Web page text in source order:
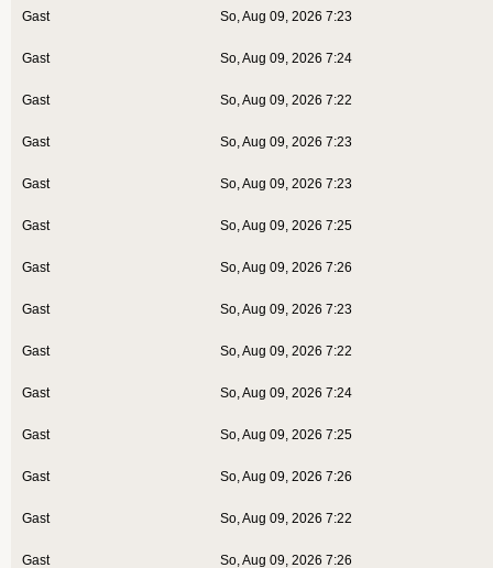
Gast So, Aug 09, 2026 7:23
Gast So, Aug 09, 2026 7:24
Gast So, Aug 09, 2026 7:22
Gast So, Aug 09, 2026 7:23
Gast So, Aug 09, 2026 7:23
Gast So, Aug 09, 2026 7:25
Gast So, Aug 09, 2026 7:26
Gast So, Aug 09, 2026 7:23
Gast So, Aug 09, 2026 7:22
Gast So, Aug 09, 2026 7:24
Gast So, Aug 09, 2026 7:25
Gast So, Aug 09, 2026 7:26
Gast So, Aug 09, 2026 7:22
Gast So, Aug 09, 2026 7:26